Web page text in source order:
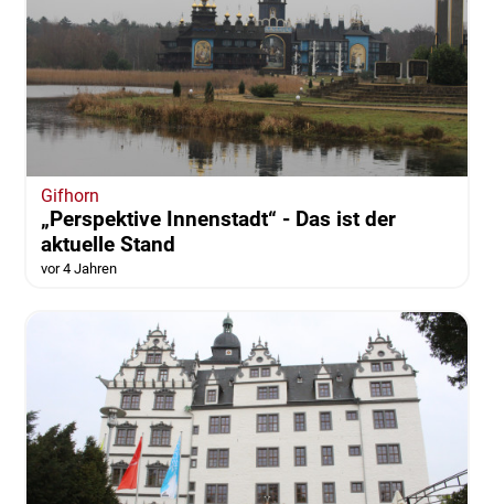
Gifhorn
„Perspektive Innenstadt“ - Das ist der
aktuelle Stand
vor 4 Jahren